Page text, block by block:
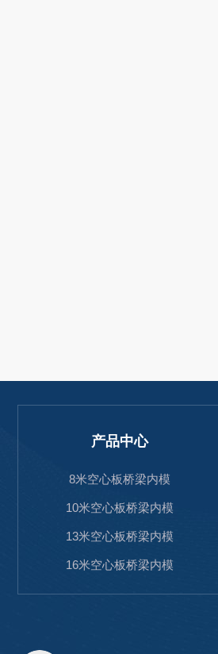
产品中心
8米空心板桥梁内模
10米空心板桥梁内模
13米空心板桥梁内模
16米空心板桥梁内模